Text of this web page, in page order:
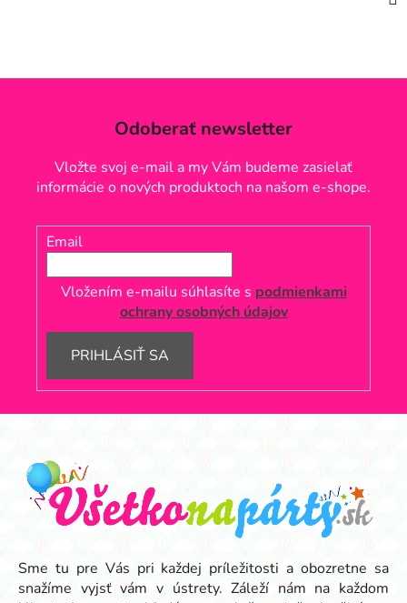
Odoberať newsletter
Vložte svoj e-mail a my Vám budeme zasielať
informácie o nových produktoch na našom e-shope.
Email
Vložením e-mailu súhlasíte s podmienkami
ochrany osobných údajov
PRIHLÁSIŤ SA
Z
Sme tu pre Vás pri každej príležitosti a obozretne sa
snažíme vyjsť vám v ústrety. Záleží nám na každom